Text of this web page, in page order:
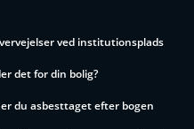
ved institutionsplads
det for din bolig?
du asbesttaget efter bogen